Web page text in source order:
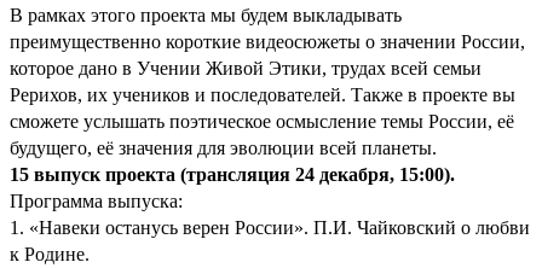
В рамках этого проекта мы будем выкладывать
преимущественно короткие видеосюжеты о значении России,
которое дано в Учении Живой Этики, трудах всей семьи
Рерихов, их учеников и последователей. Также в проекте вы
сможете услышать поэтическое осмысление темы России, её
будущего, её значения для эволюции всей планеты.
15 выпуск проекта (трансляция 24 декабря, 15:00).
Программа выпуска:
1. «Навеки останусь верен России». П.И. Чайковский о любви
к Родине.